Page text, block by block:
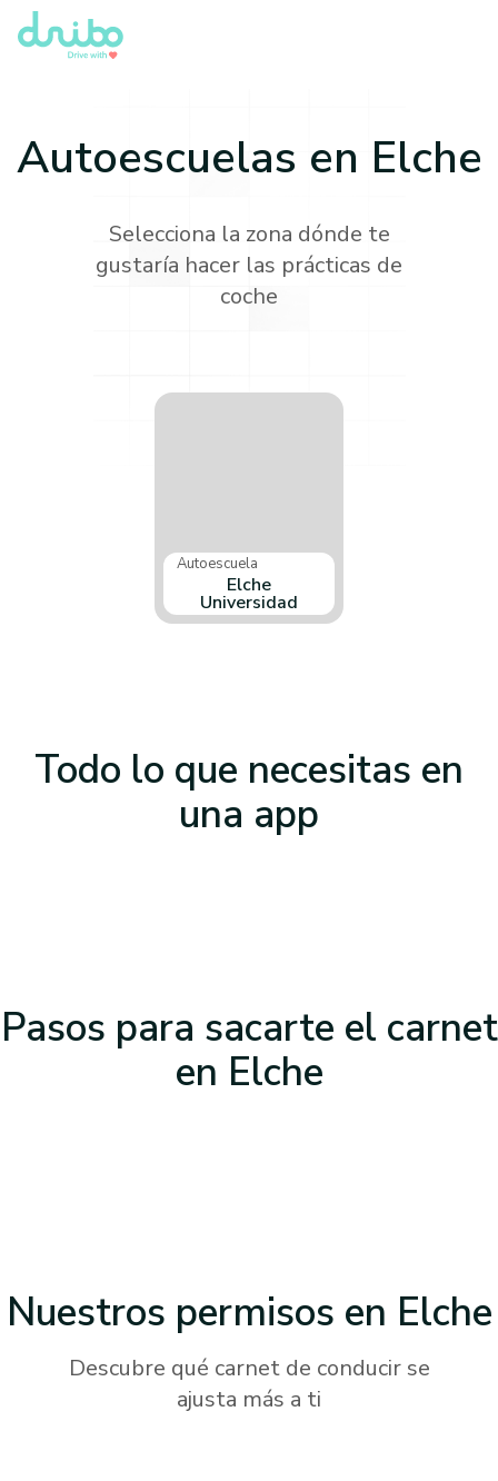
Autoescuelas en Elche
Selecciona la zona dónde te
gustaría hacer las prácticas de
coche
Autoescuela
Elche
Universidad
Todo lo que necesitas en
una app
Pasos para sacarte el carnet
en Elche
Nuestros permisos en Elche
Descubre qué carnet de conducir se
ajusta más a ti